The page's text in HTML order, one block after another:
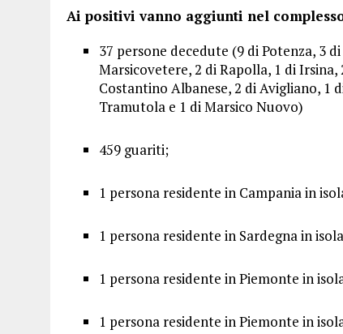
Ai positivi vanno aggiunti nel
37 persone decedute (9 di Potenza, 3
Marsicovetere, 2 di Rapolla, 1 di
Costantino Albanese, 2 di Avigliano, 1
Tramutola e 1 di Marsico Nuovo)
459 guariti;
1 persona residente in Campania in
1 persona residente in Sardegna in
1 persona residente in Piemonte in
1 persona residente in Piemonte in